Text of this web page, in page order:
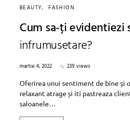
BEAUTY FASHION
Cum sa-ți evidentiezi
infrumusetare?
martie 4, 2022
239 views
Oferirea unui sentiment de bine și
relaxant atrage și iti pastreaza
saloanele…